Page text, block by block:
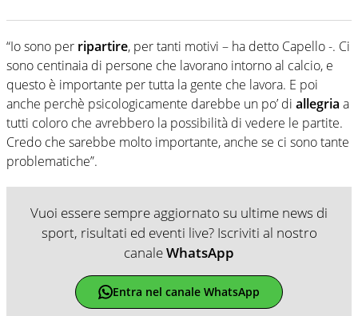
“Io sono per ripartire, per tanti motivi – ha detto Capello -. Ci
sono centinaia di persone che lavorano intorno al calcio, e
questo è importante per tutta la gente che lavora. E poi
anche perchè psicologicamente darebbe un po’ di allegria a
tutti coloro che avrebbero la possibilità di vedere le partite.
Credo che sarebbe molto importante, anche se ci sono tante
problematiche”.
Vuoi essere sempre aggiornato su ultime news di
sport, risultati ed eventi live? Iscriviti al nostro
canaleWhatsApp
Entra nel canale WhatsApp